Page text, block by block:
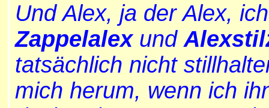
Und Alex, ja der Alex,
Zappelalexund
tatsächlich nicht
mich herum, wenn ich